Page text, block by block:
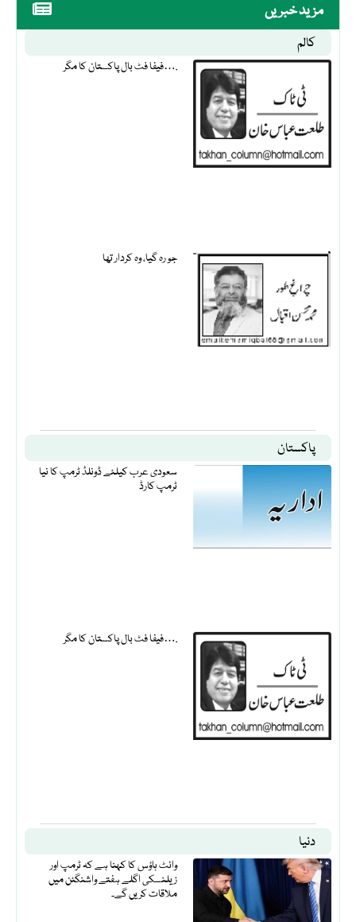
مزید خبریں
کالم
فیفا فٹ بال پاکستان کا مگر….
جو رہ گیا، وہ کردار تھا
پاکستان
سعودی عرب کیلئے ڈونلڈ ٹرمپ کا نیا
ٹرمپ کارڈ
فیفا فٹ بال پاکستان کا مگر….
دنیا
وائٹ ہاؤس کا کہنا ہے کہ ٹرمپ اور
زیلنسکی اگلے ہفتے واشنگٹن میں
ملاقات کریں گے۔